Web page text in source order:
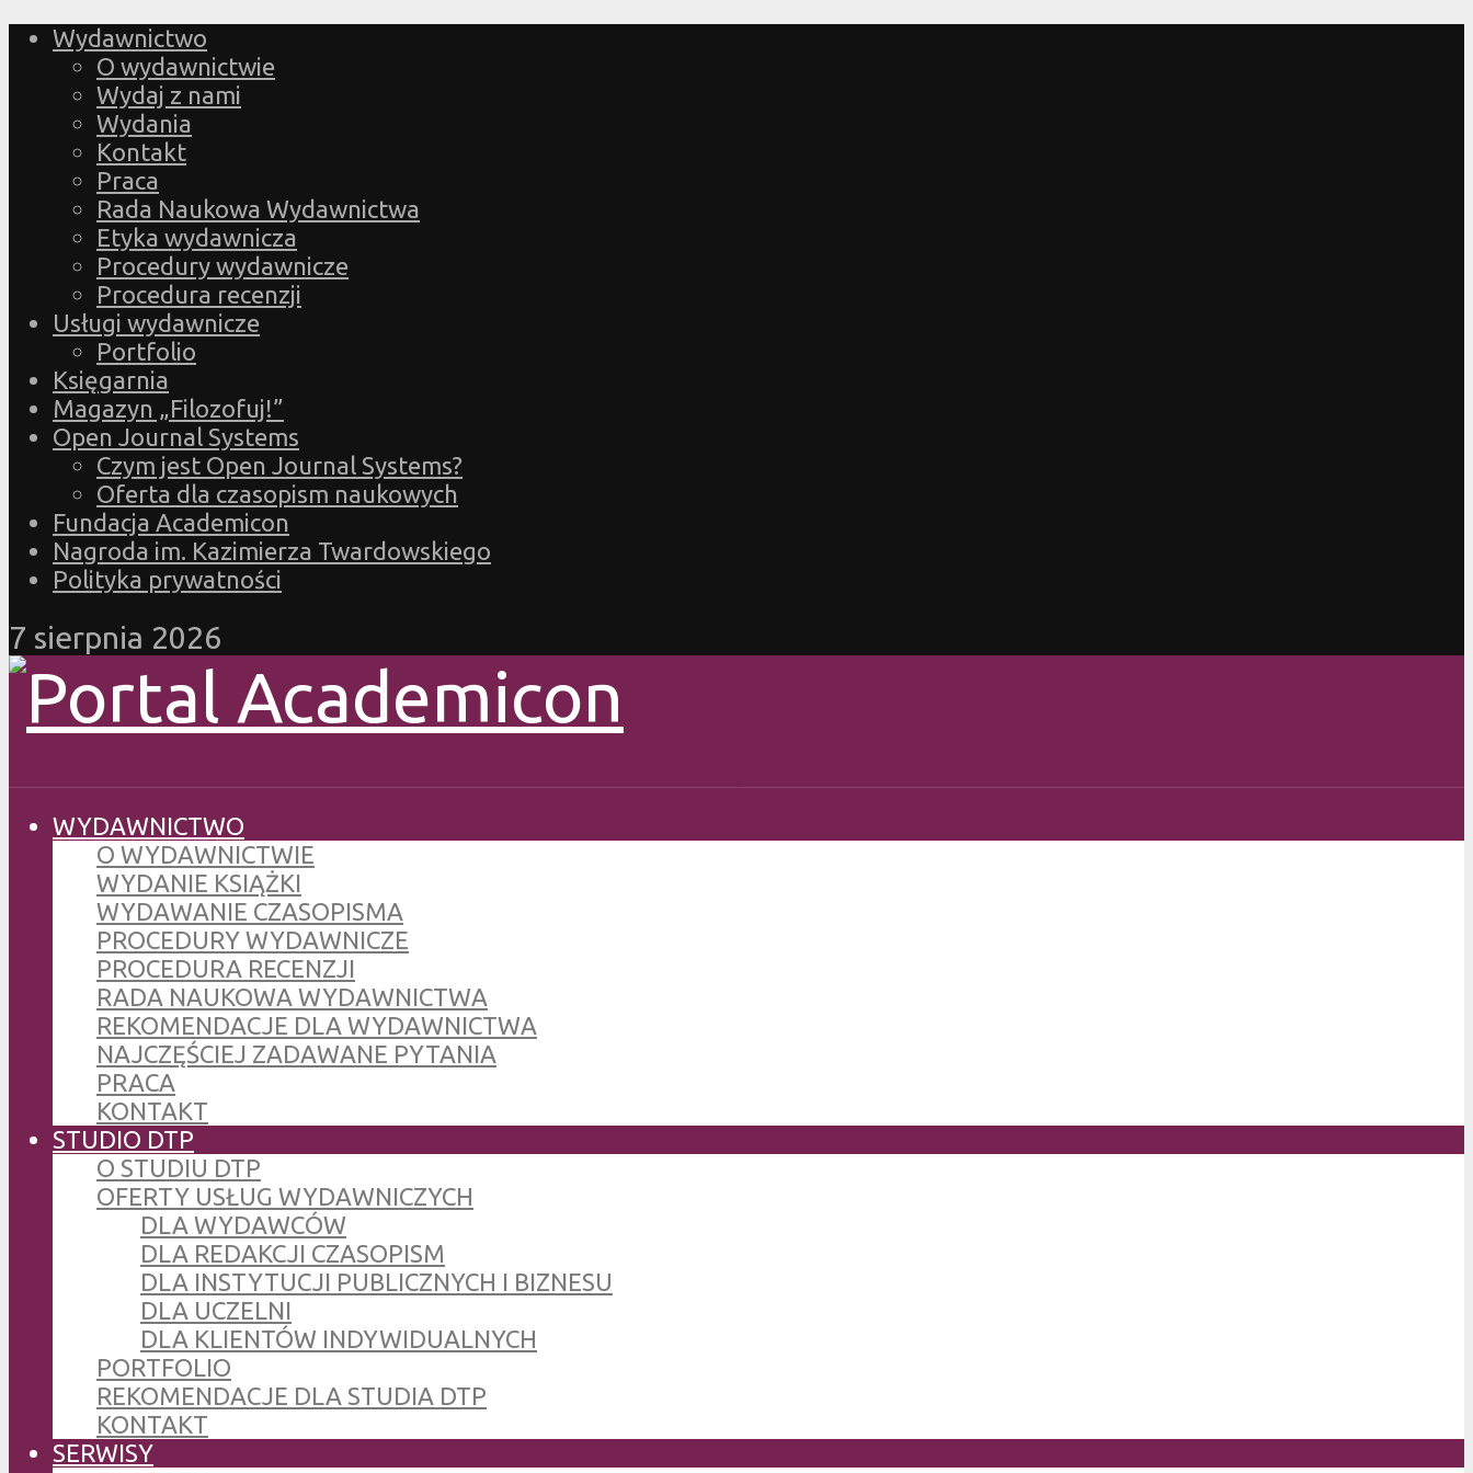
Wydawnictwo
O wydawnictwie
Wydaj z nami
Wydania
Kontakt
Praca
Rada Naukowa Wydawnictwa
Etyka wydawnicza
Procedury wydawnicze
Procedura recenzji
Usługi wydawnicze
Portfolio
Księgarnia
Magazyn „Filozofuj!”
Open Journal Systems
Czym jest Open Journal Systems?
Oferta dla czasopism naukowych
Fundacja Academicon
Nagroda im. Kazimierza Twardowskiego
Polityka prywatności
7 sierpnia 2026
WYDAWNICTWO
O WYDAWNICTWIE
WYDANIE KSIĄŻKI
WYDAWANIE CZASOPISMA
PROCEDURY WYDAWNICZE
PROCEDURA RECENZJI
RADA NAUKOWA WYDAWNICTWA
REKOMENDACJE DLA WYDAWNICTWA
NAJCZĘŚCIEJ ZADAWANE PYTANIA
PRACA
KONTAKT
STUDIO DTP
O STUDIU DTP
OFERTY USŁUG WYDAWNICZYCH
DLA WYDAWCÓW
DLA REDAKCJI CZASOPISM
DLA INSTYTUCJI PUBLICZNYCH I BIZNESU
DLA UCZELNI
DLA KLIENTÓW INDYWIDUALNYCH
PORTFOLIO
REKOMENDACJE DLA STUDIA DTP
KONTAKT
SERWISY